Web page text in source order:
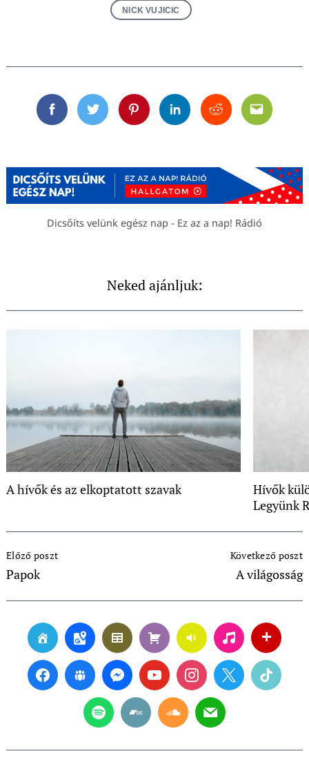
NICK VUJICIC
FacebookTwitterPinterestLinkedinRedditEmail
Dicsőíts velünk egész nap - Ez az a nap! Rádió
Neked ajánljuk:
A hívők és az elkoptatott szavak
Hívők
Legyünk
Navigation
Előző poszt
Papok
Következő poszt
A világosság